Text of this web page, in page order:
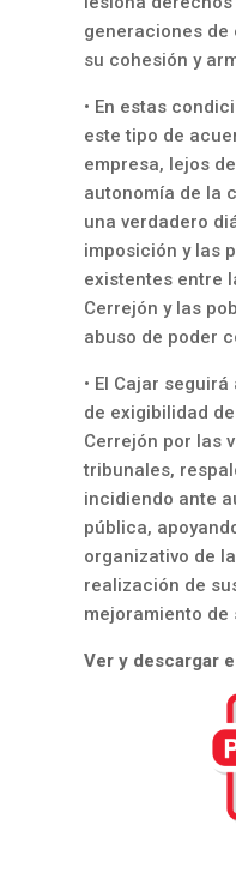
generaciones
su cohesión y
• En estas
este tipo de
empresa, lejos
autonomía de la
una verdadero
imposición y las
existentes entre
Cerrejón y las
abuso de poder
• El Cajar
de exigibilidad
Cerrejón por las
tribunales,
incidiendo ante
pública,
organizativo de
realización de
mejoramiento de
Ver y descargar